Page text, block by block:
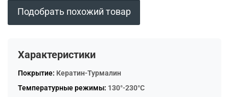
Подобрать похожий товар
Характеристики
Покрытие: Кератин-Турмалин
Температурные режимы: 130°-230°С
Подробнее
об оплате Плайтом
Остались вопросы?
8 800 302-02-51
plait.ru